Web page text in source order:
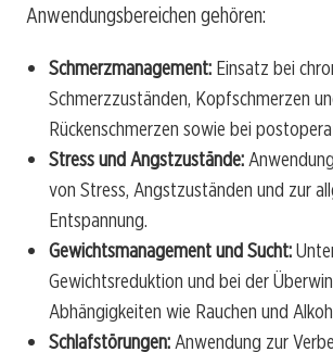
Anwendungsbereichen gehören:
Schmerzmanagement: Einsatz bei
Schmerzzuständen, Kopfschmerzen
Rückenschmerzen sowie bei
Stress und Angstzustände:
von Stress, Angstzuständen und zur
Entspannung.
Gewichtsmanagement und Sucht:
Gewichtsreduktion und bei der
Abhängigkeiten wie Rauchen und
Schlafstörungen: Anwendung zur